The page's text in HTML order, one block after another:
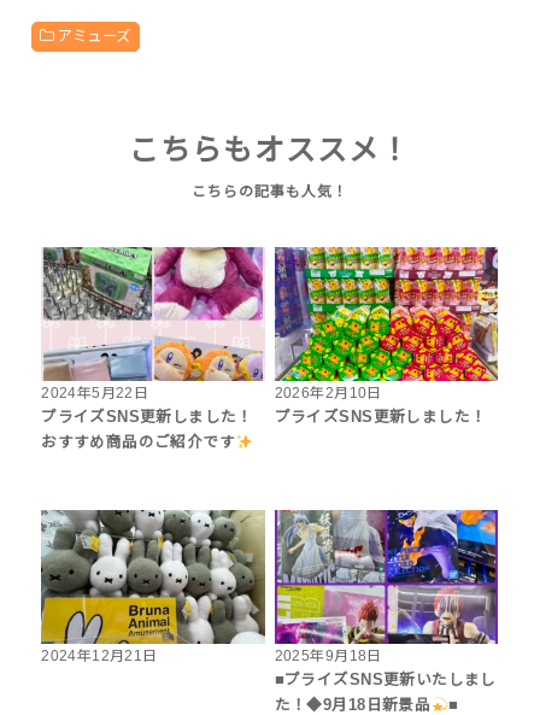
アミューズ
こちらもオススメ！
2024年5月22日
プライズSNS更新しました！
おすすめ商品のご紹介です
2026年2月10日
プライズSNS更新しました！
2024年12月21日
2025年9月18日
■プライズSNS更新いたしまし
た！◆9月18日新景品
■